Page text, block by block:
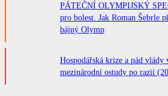
PÁTEČNÍ OLYMPIJSKÝ
pro bolest. Jak Roman Šebrle
bájný Olymp
Hospodářská krize a pád
mezinárodní ostudy po razii